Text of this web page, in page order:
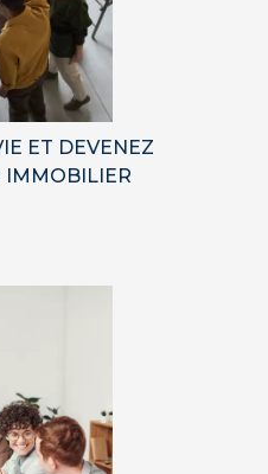
ET DEVENEZ
IMMOBILIER